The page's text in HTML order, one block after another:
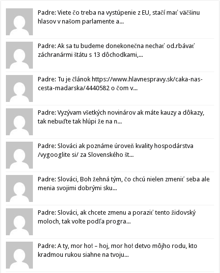
Padre: Viete čo treba na vystúpenie z EU, stačí mať väčšinu
hlasov v našom parlamente a...
Padre: Ak sa tu budeme donekonečna nechať od.rbávať
záchranármi štátu s 13 dôchodkami,...
Padre: Tu je článok https://www.hlavnespravy.sk/caka-nas-
cesta-madarska/4440582 o čom v...
Padre: Vyzývam všetkých novinárov ak máte kauzy a dôkazy,
tak nebuďte tak hlúpi že na n...
Padre: Slováci ak poznáme úroveň kvality hospodárstva
/vygooglite si/ za Slovenského št...
Padre: Slováci, Boh žehná tým, čo chcú nielen zmeniť seba ale
menia svojimi dobrými sku...
Padre: Slováci, ak chcete zmenu a poraziť tento židovský
moloch, tak volte podľa progra...
Padre: A ty, mor ho! – hoj, mor ho! detvo môjho rodu, kto
kradmou rukou siahne na tvoju...